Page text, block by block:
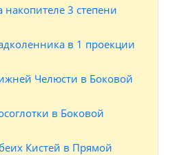
накопителе 3 степени
в 1 проекции
Челюсти в Боковой
в Боковой
Кистей в Прямой